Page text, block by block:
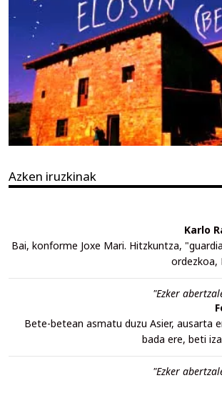
Azken iruzkinak
Karlo
Bai, konforme Joxe Mari. Hitzkuntza,
ordezkoa,
"Ezker
Bete-betean asmatu duzu Asier, ausarta
bada ere, beti
"Ezker